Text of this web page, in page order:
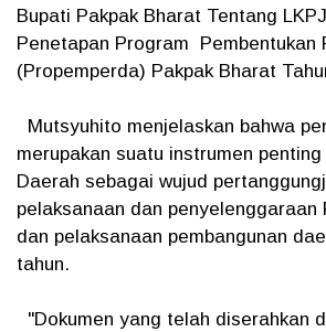
Bupati Pakpak Bharat Tentang
Penetapan Program Pembentukan
(Propemperda) Pakpak Bharat
Mutsyuhito menjelaskan bahwa
merupakan suatu instrumen
Daerah sebagai wujud
pelaksanaan dan penyelenggaraan
dan pelaksanaan pembangunan
tahun.
"Dokumen yang telah diserahkan